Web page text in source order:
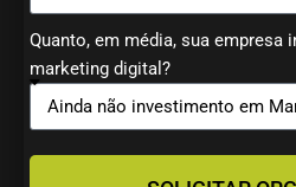
Quanto, em média, sua empresa
marketing digital?